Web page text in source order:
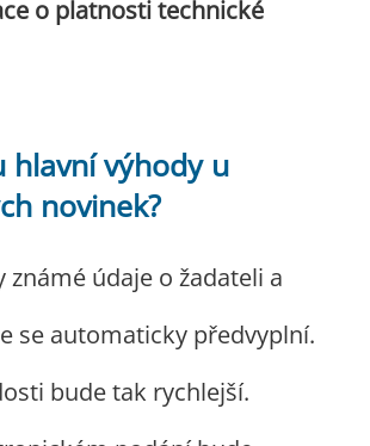
o platnosti technické
hlavní výhody u
novinek?
známé údaje o žadateli a
se automaticky předvyplní.
bude tak rychlejší.